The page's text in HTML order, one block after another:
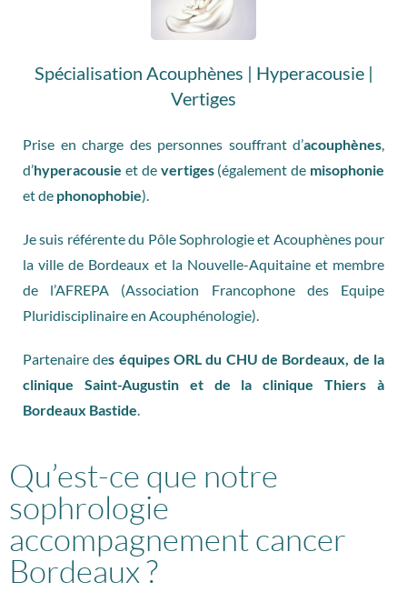
Spécialisation Acouphènes | Hyperacousie |
Vertiges
Prise en charge des personnes souffrant d’acouphènes,
d’hyperacousie et de vertiges (également de misophonie
et de phonophobie).
Je suis référente du Pôle Sophrologie et Acouphènes pour
la ville de Bordeaux et la Nouvelle-Aquitaine et membre
de l’AFREPA (Association Francophone des Equipe
Pluridisciplinaire en Acouphénologie).
Partenaire des équipes ORL du CHU de Bordeaux, de la
clinique Saint-Augustin et de la clinique Thiers à
Bordeaux Bastide.
Qu’est-ce que notre
sophrologie
accompagnement cancer
Bordeaux ?